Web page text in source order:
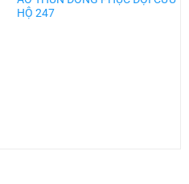
HỘ 247